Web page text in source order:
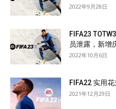
2022年9月28日
FIFA23
员泄露，新增
2022年10月6日
FIFA22 实用
2021年12月29日